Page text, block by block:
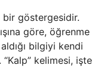
bir göstergesidir.
göre, öğrenme
bilgiyi kendi
kelimesi, işte